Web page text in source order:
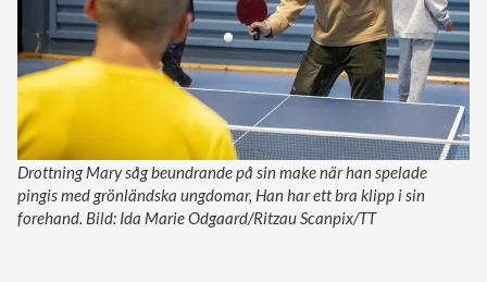
Drottning Mary såg beundrande på sin make när han spelade
pingis med grönländska ungdomar, Han har ett bra klipp i sin
forehand. Bild: Ida Marie Odgaard/Ritzau Scanpix/TT